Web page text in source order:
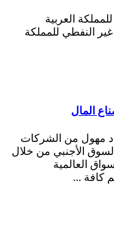
العربية
غير النفطي للمملكة
2023 يتواجد به عدد مهول من الشركات
الأجنبي من خلال
العالمية
كافة ...